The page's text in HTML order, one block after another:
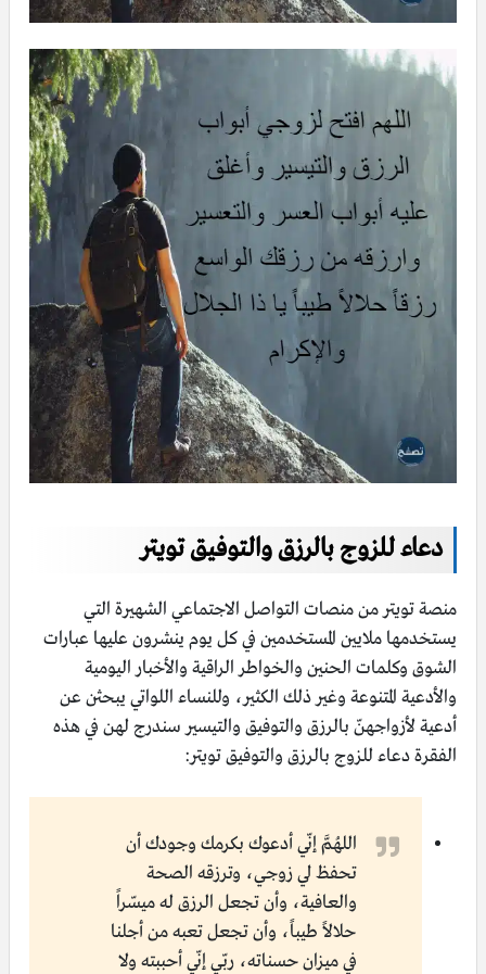
دعاء للزوج بالرزق والتوفيق تويتر
منصة تويتر من منصات التواصل الاجتماعي الشهيرة التي
يستخدمها ملايين المستخدمين في كل يوم ينشرون عليها عبارات
الشوق وكلمات الحنين والخواطر الراقية والأخبار اليومية
والأدعية المتنوعة وغير ذلك الكثير، وللنساء اللواتي يبحثن عن
أدعية لأزواجهنّ بالرزق والتوفيق والتيسير سندرج لهن في هذه
الفقرة دعاء للزوج بالرزق والتوفيق تويتر:
اللهُمَّ إنّي أدعوك بكرمك وجودك أن
تحفظ لي زوجي، وترزقه الصحة
والعافية، وأن تجعل الرزق له ميسّراً
حلالاً طيباً، وأن تجعل تعبه من أجلنا
في ميزان حسناته، ربّي إنّي أحببته ولا